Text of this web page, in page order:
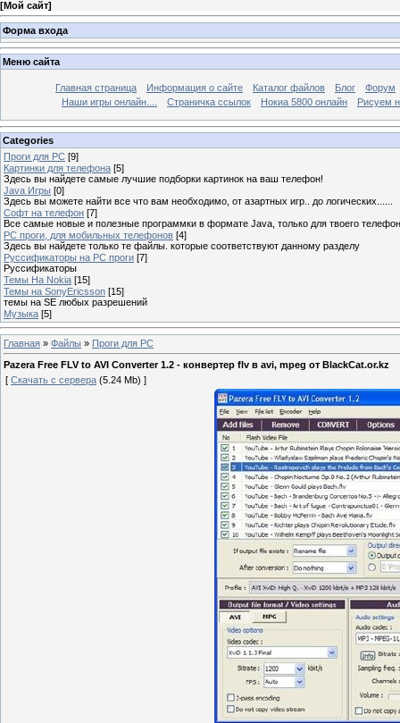
[Мой сайт]
Форма входа
Меню сайта
Главная страница Информация о сайте Каталог файлов Блог
Форум
Наши игры онлайн....
Страничка ссылок Нокиа 5800 онлайн Рисуем
Categories
Проги для PC [9]
Картинки для телефона [5]
Здесь вы найдете самые лучшие подборки картинок на ваш телефон!
Java Игры [0]
Здесь вы можете найти все что вам необходимо, от азартных игр.. до логических......
Софт на телефон [7]
Все самые новые и полезные программки в формате Java, только для твоего
PC проги, для мобильных телефонов [4]
Здесь вы найдете только те файлы. которые соответствуют данному разделу
Руссификаторы на PC проги [7]
Руссификаторы
Темы На Nokia [15]
Темы на SonyEricsson [15]
темы на SE любых разрешений
Музыка [5]
Главная » Файлы » Проги для PC
Pazera Free FLV to AVI Converter 1.2 - конвертер flv в avi, mpeg от BlackCat.or.kz
[ Скачать с сервера (5.24 Mb) ]